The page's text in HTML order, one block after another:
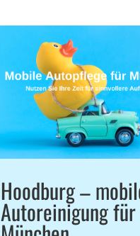
Hoodburg –
Autoreinigung für